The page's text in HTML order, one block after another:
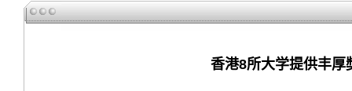
香港8所大学提供丰厚